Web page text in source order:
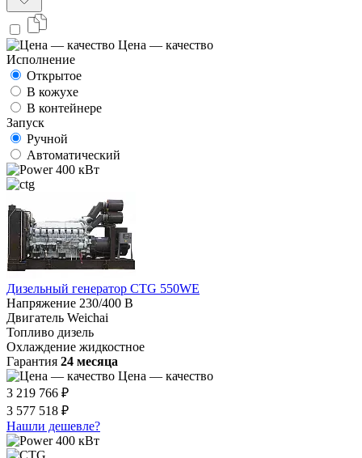
Цена — качество
Исполнение
Открытое
В кожухе
В контейнере
Запуск
Ручной
Автоматический
400 кВт
Дизельный генератор CTG 550WE
Напряжение 230/400 В
Двигатель Weichai
Топливо дизель
Охлаждение жидкостное
Гарантия 24 месяца
Цена — качество
3 219 766 ₽
3 577 518 ₽
Нашли дешевле?
400 кВт